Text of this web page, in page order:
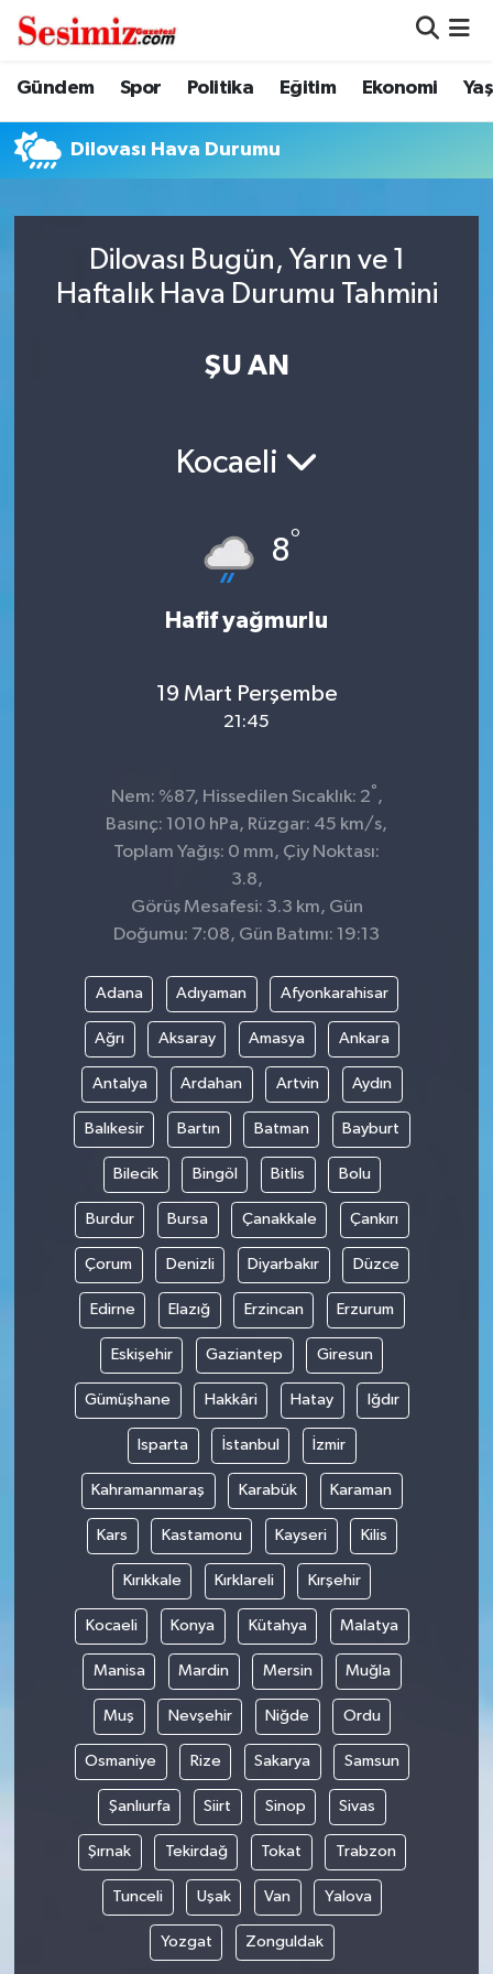
Gündem Spor Politika Eğitim Ekonomi
Dilovası Hava Durumu
Dilovası Bugün, Yarın ve 1
Haftalık Hava Durumu Tahmini
ŞU AN
Kocaeli
8°
Hafif yağmurlu
19 Mart Perşembe
21:45
Nem: %87, Hissedilen Sıcaklık: 2° ,
Basınç: 1010 hPa, Rüzgar: 45 km/s,
Toplam Yağış: 0 mm, Çiy Noktası:
3.8,
Görüş Mesafesi: 3.3 km, Gün
Doğumu: 7:08, Gün Batımı: 19:13
Adana Adıyaman Afyonkarahisar
Ağrı Aksaray Amasya Ankara
Antalya Ardahan Artvin Aydın
Balıkesir Bartın Batman Bayburt
Bilecik Bingöl Bitlis Bolu
Burdur Bursa Çanakkale Çankırı
Çorum Denizli Diyarbakır Düzce
Edirne Elazığ Erzincan Erzurum
Eskişehir Gaziantep Giresun
Gümüşhane Hakkâri Hatay Iğdır
Isparta İstanbul İzmir
Kahramanmaraş Karabük Karaman
Kars Kastamonu Kayseri Kilis
Kırıkkale Kırklareli Kırşehir
Kocaeli Konya Kütahya Malatya
Manisa Mardin Mersin Muğla
Muş Nevşehir Niğde Ordu
Osmaniye Rize Sakarya Samsun
Şanlıurfa Siirt Sinop Sivas
Şırnak Tekirdağ Tokat Trabzon
Tunceli Uşak Van Yalova
Yozgat Zonguldak
Dünya
Eğitim
Genel
Gündem
Nöbetçi Eczaneler
Hava Durumu
Trafik Durumu
Süper Lig Puan Durumu ve Fikstür